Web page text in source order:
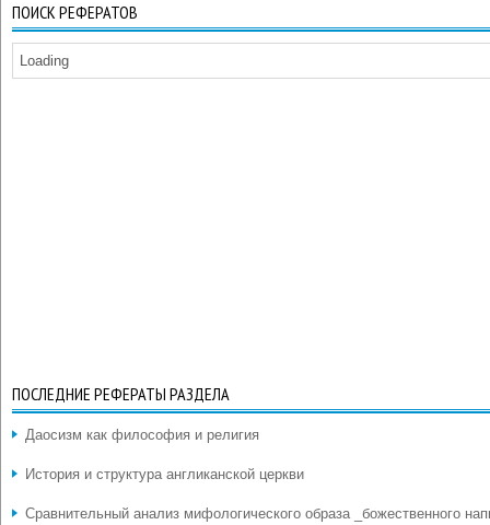
ПОИСК РЕФЕРАТОВ
Loading
ПОСЛЕДНИЕ РЕФЕРАТЫ РАЗДЕЛА
Даосизм как философия и религия
История и структура англиканской церкви
Сравнительный анализ мифологического образа _божественного